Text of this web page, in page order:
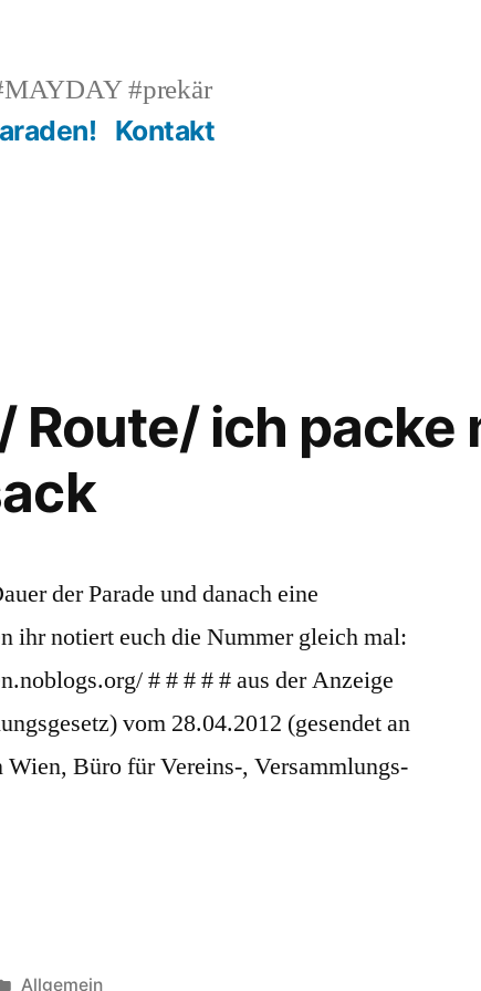
#prekär
Kontakt
Route/ ich packe
der Parade und danach eine
ihr notiert euch die Nummer gleich mal:
# # # # # aus der Anzeige
vom 28.04.2012 (gesendet an
Büro für Vereins-, Versammlungs-
Veröffentlicht
Allgemein